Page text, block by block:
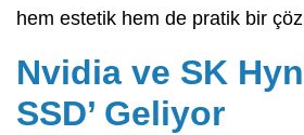
hem estetik hem de pratik bir
Nvidia ve SK
SSD’ Geliyor